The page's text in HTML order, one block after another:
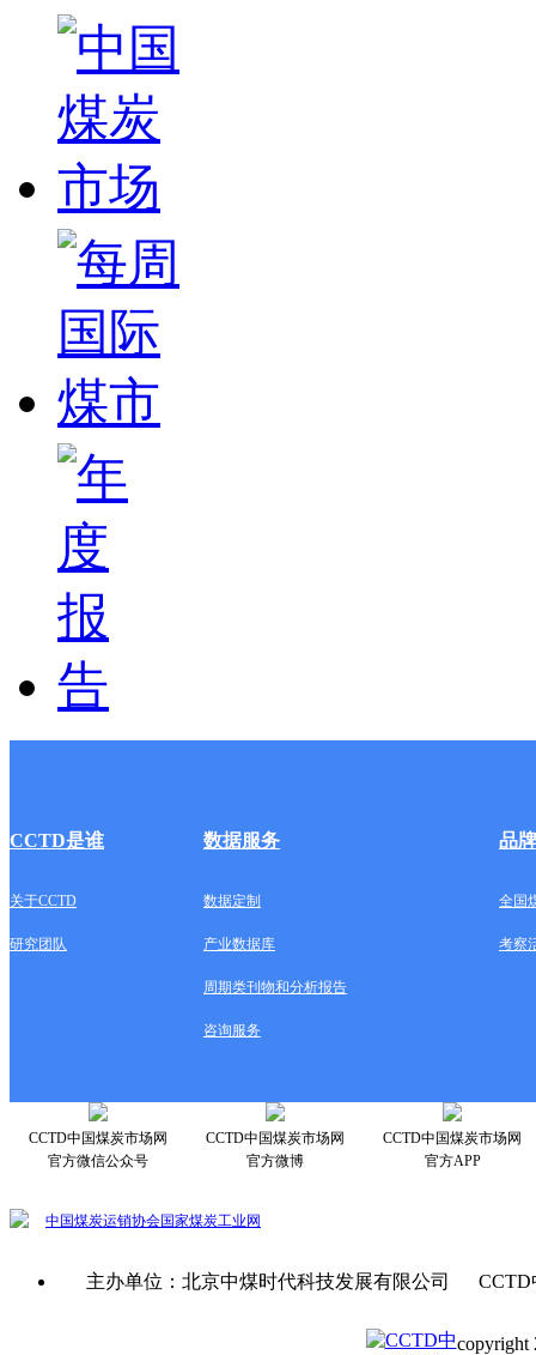
CCTD是谁 数据服务 品
关于CCTD 数据定制 全国
研究团队 产业数据库 考察
周期类刊物和分析报告
咨询服务
CCTD中国煤炭市场网
官方微信公众号
CCTD中国煤炭市场网
官方微博
CCTD中国煤炭市场网
官方APP
中国煤炭运销协会国家煤炭工业网
主办单位：北京中煤时代科技发展有限公司
copyright